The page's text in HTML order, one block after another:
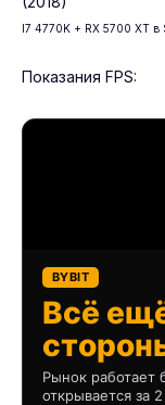
I7 4770K + RX 5700 XT в
Показания FPS:
BYBIT
Всё
Рынок работает
открывается за